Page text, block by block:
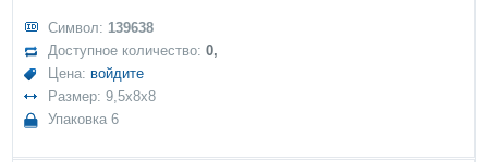
Символ: 139638
Доступное количество:0,
Цена: войдите
Размер: 9,5x8x8
Упаковка 6